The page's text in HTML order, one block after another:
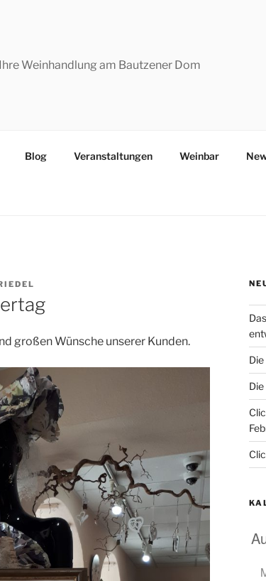
Weinhandlung am Bautzener Dom
Blog Veranstaltungen Weinbar
großen Wünsche unserer Kunden.